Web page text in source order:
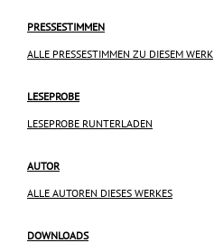
PRESSESTIMMEN
ALLE PRESSESTIMMEN ZU DIESEM WERK
LESEPROBE
LESEPROBE RUNTERLADEN
AUTOR
ALLE AUTOREN DIESES WERKES
DOWNLOADS